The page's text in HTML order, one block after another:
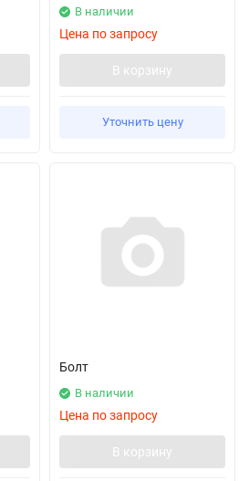
В наличии
Цена по запросу
В корзину
Уточнить цену
Болт
В наличии
Цена по запросу
В корзину